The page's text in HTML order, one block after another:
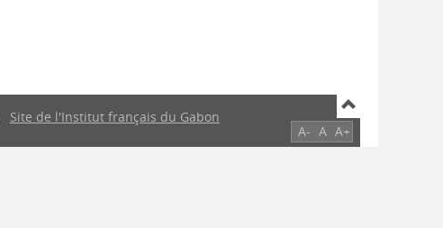
Site de l'Institut français du Gabon
A- A A+